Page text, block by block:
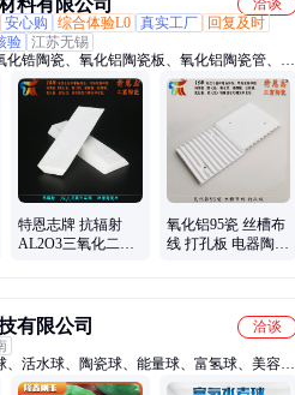
洽谈
安心购 综合体验L0 真实工厂
回复及时
验 江苏无锡
化锆陶瓷、氧化铝陶瓷板、氧化铝陶瓷管、氧
瓷环、氧化铝陶瓷片、耐磨陶瓷、陶瓷密封
做、陶瓷加工、干压陶瓷、等静压陶瓷、刚玉
片、陶瓷环、陶瓷板、绝缘陶瓷、99氧化铝陶
品、刚玉莫来石承烧板、绝缘瓷柱
特恩志牌 抗辐射
AL2O3三氧化二铝
氧化铝95瓷 丝槽布
线 打孔板 电器陶瓷
有限公司
洽谈
、活水球、陶瓷球、能量球、富氢球、美容
沸石球、矿化球、滚珠球、蓄热球、高钙球、